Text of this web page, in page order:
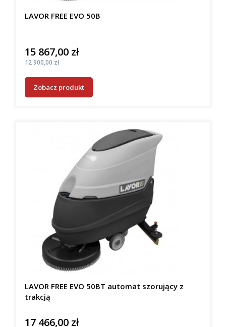
LAVOR FREE EVO 50B
Cena
15 867,00 zł
Cena
12 900,00 zł
Zobacz produkt
LAVOR FREE EVO 50BT automat szorujący z
trakcją
Cena
17 466,00 zł